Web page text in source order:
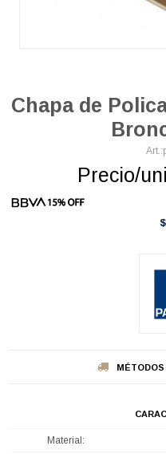
Chapa de
Precio/
$
Material